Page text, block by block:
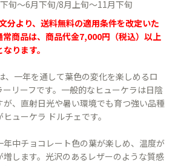
旬〜6月下旬/8月上旬〜11月下旬
分より、送料無料の適用条件を改定いた
常商品は、商品代金7,000円（税込）以上
ります。
、一年を通して葉色の変化を楽しめるロ
リーフです。一般的なヒューケラは日陰
、直射日光や暑い環境でも育つ強い品種
ューケラ ドルチェです。
年中チョコレート色の葉が楽しめ、温度が
します。光沢のあるレザーのような質感